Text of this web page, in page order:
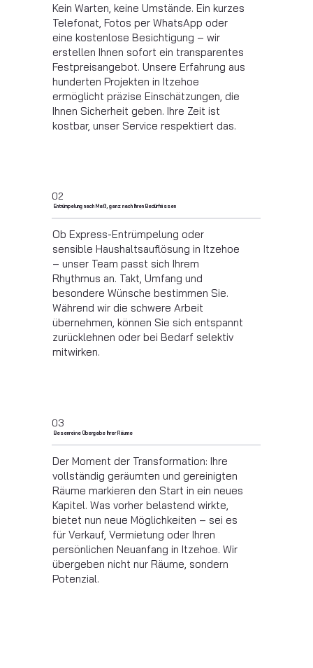
Kein Warten, keine Umstände. Ein kurzes
Telefonat, Fotos per WhatsApp oder
eine kostenlose Besichtigung – wir
erstellen Ihnen sofort ein transparentes
Festpreisangebot. Unsere Erfahrung aus
hunderten Projekten in Itzehoe
ermöglicht präzise Einschätzungen, die
Ihnen Sicherheit geben. Ihre Zeit ist
kostbar, unser Service respektiert das.
02
Entrümpelung nach Maß, ganz nach Ihren Bedürfnissen
Ob Express-Entrümpelung oder
sensible Haushaltsauflösung in Itzehoe
– unser Team passt sich Ihrem
Rhythmus an. Takt, Umfang und
besondere Wünsche bestimmen Sie.
Während wir die schwere Arbeit
übernehmen, können Sie sich entspannt
zurücklehnen oder bei Bedarf selektiv
mitwirken.
03
Besenreine Übergabe Ihrer Räume
Der Moment der Transformation: Ihre
vollständig geräumten und gereinigten
Räume markieren den Start in ein neues
Kapitel. Was vorher belastend wirkte,
bietet nun neue Möglichkeiten – sei es
für Verkauf, Vermietung oder Ihren
persönlichen Neuanfang in Itzehoe. Wir
übergeben nicht nur Räume, sondern
Potenzial.